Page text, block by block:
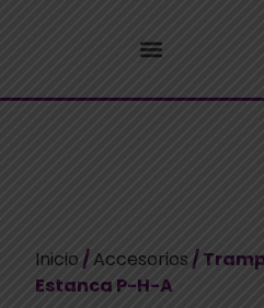
Inicio/Accesorios/
Estanca P-H-A